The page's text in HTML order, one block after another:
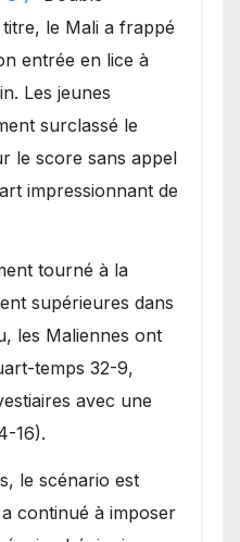
au
le Mali a frappé
entrée en lice à
Les jeunes
surclassé le
le score sans appel
impressionnant de
tourné à la
supérieures dans
les Maliennes ont
temps 32-9,
avec une
16).
le scénario est
continué à imposer